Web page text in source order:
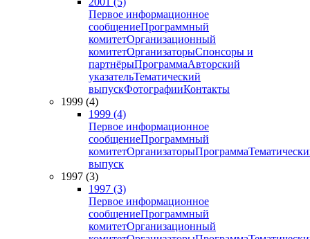
Первое информационное
сообщениеПрограммный
комитетОрганизационный
комитетОрганизаторыСпонсоры и
партнёрыПрограммаАвторский
указательТематический
выпускФотографииКонтакты
1999 (4)
1999 (4)
Первое информационное
сообщениеПрограммный
комитетОрганизаторыПрограмма
выпуск
1997 (3)
1997 (3)
Первое информационное
сообщениеПрограммный
комитетОрганизационный